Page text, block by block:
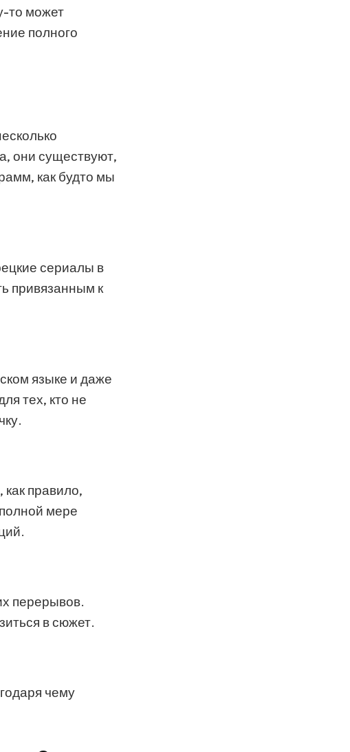
то может
полного
они существуют,
как будто мы
сериалы в
привязанным к
языке и даже
тех, кто не
правило,
мере
перерывов.
в сюжет.
чему